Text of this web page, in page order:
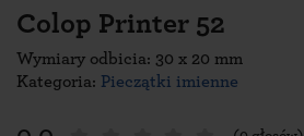
Colop Printer 52
Wymiary odbicia: 30 x 20 mm
Kategoria: Pieczątki imienne